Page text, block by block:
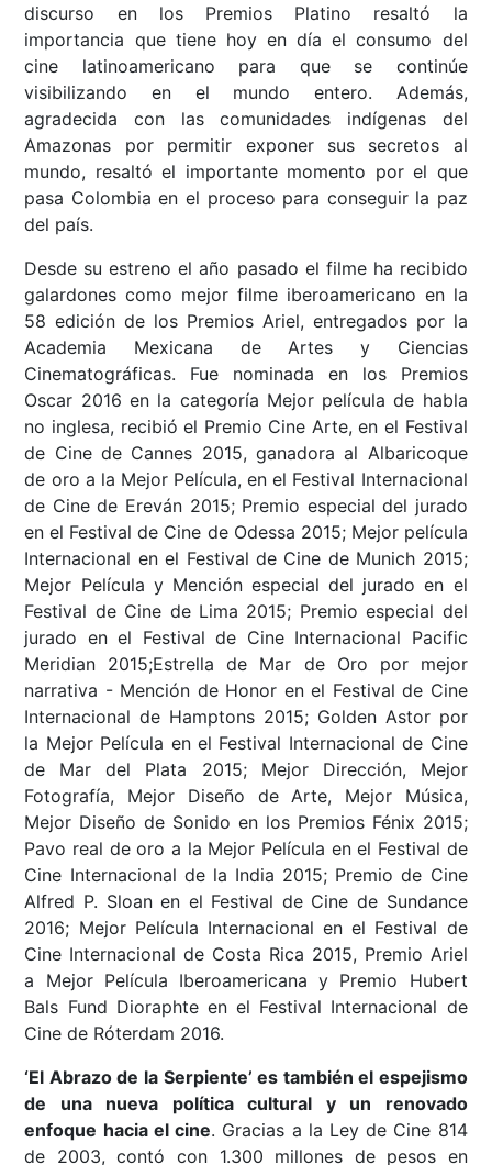
discurso en los Premios Platino resaltó la
importancia que tiene hoy en día el consumo del
cine latinoamericano para que se continúe
visibilizando en el mundo entero. Además,
agradecida con las comunidades indígenas del
Amazonas por permitir exponer sus secretos al
mundo, resaltó el importante momento por el que
pasa Colombia en el proceso para conseguir la paz
del país.
Desde su estreno el año pasado el filme ha recibido
galardones como mejor filme iberoamericano en la
58 edición de los Premios Ariel, entregados por la
Academia Mexicana de Artes y Ciencias
Cinematográficas. Fue nominada en los Premios
Oscar 2016 en la categoría Mejor película de habla
no inglesa, recibió el Premio Cine Arte, en el Festival
de Cine de Cannes 2015, ganadora al Albaricoque
de oro a la Mejor Película, en el Festival Internacional
de Cine de Ereván 2015; Premio especial del jurado
en el Festival de Cine de Odessa 2015; Mejor película
Internacional en el Festival de Cine de Munich 2015;
Mejor Película y Mención especial del jurado en el
Festival de Cine de Lima 2015; Premio especial del
jurado en el Festival de Cine Internacional Pacific
Meridian 2015;Estrella de Mar de Oro por mejor
narrativa - Mención de Honor en el Festival de Cine
Internacional de Hamptons 2015; Golden Astor por
la Mejor Película en el Festival Internacional de Cine
de Mar del Plata 2015; Mejor Dirección, Mejor
Fotografía, Mejor Diseño de Arte, Mejor Música,
Mejor Diseño de Sonido en los Premios Fénix 2015;
Pavo real de oro a la Mejor Película en el Festival de
Cine Internacional de la India 2015; Premio de Cine
Alfred P. Sloan en el Festival de Cine de Sundance
2016; Mejor Película Internacional en el Festival de
Cine Internacional de Costa Rica 2015, Premio Ariel
a Mejor Película Iberoamericana y Premio Hubert
Bals Fund Dioraphte en el Festival Internacional de
Cine de Róterdam 2016.
‘El Abrazo de la Serpiente’ es también el espejismo
de una nueva política cultural y un renovado
enfoque hacia el cine. Gracias a la Ley de Cine 814
de 2003, contó con 1.300 millones de pesos en